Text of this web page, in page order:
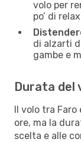
volo per
po’ di
di alzarti
gambe e
Durata del
Il volo tra
ore, ma la
scelta e alle